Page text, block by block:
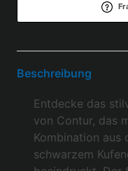
Beschreibung
Entdecke das
von Contur, das
Kombination aus
schwarzem